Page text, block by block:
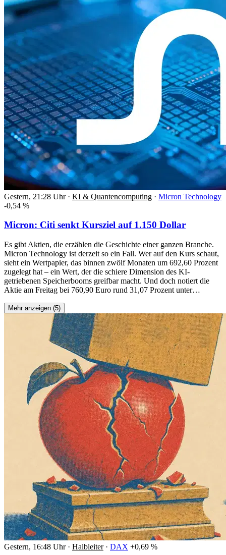
Gestern, 21:28 Uhr · KI & Quantencomputing · Micron Technology
-0,54 %
Micron: Citi senkt Kursziel auf 1.150 Dollar
Es gibt Aktien, die erzählen die Geschichte einer ganzen Branche.
Micron Technology ist derzeit so ein Fall. Wer auf den Kurs schaut,
sieht ein Wertpapier, das binnen zwölf Monaten um 692,60 Prozent
zugelegt hat – ein Wert, der die schiere Dimension des KI-
getriebenen Speicherbooms greifbar macht. Und doch notiert die
Aktie am Freitag bei 760,90 Euro rund 31,07 Prozent unter…
Mehr anzeigen (5)
Gestern, 16:48 Uhr · Halbleiter · DAX +0,69 %